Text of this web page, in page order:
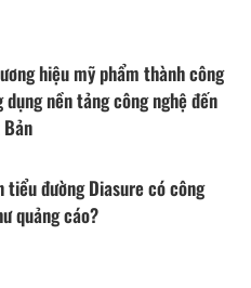
hiệu mỹ phẩm thành công
dụng nền tảng công nghệ đến
tiểu đường Diasure có công
quảng cáo?